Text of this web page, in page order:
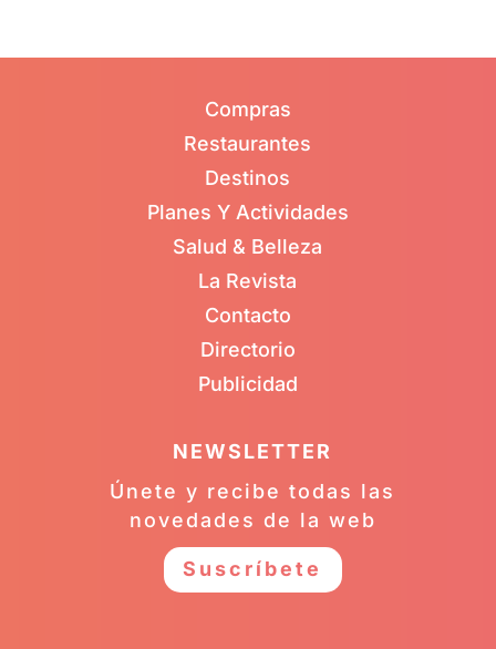
Compras
Restaurantes
Destinos
Planes Y Actividades
Salud & Belleza
La Revista
Contacto
Directorio
Publicidad
NEWSLETTER
Únete y recibe todas las
novedades de la web
Suscríbete